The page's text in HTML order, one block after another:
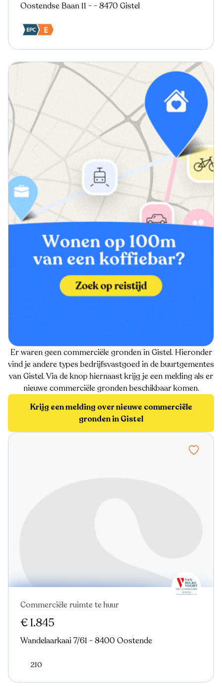
Oostendse Baan 11 - - 8470 Gistel
Er waren geen commerciële gronden in Gistel. Hieronder
vind je andere types bedrijfsvastgoed in de buurtgementes
van Gistel. Via de knop hiernaast krijg je een melding als er
nieuwe commerciële gronden beschikbaar komen.
Krijg een melding over nieuwe commerciële
gronden in Gistel
Nieuw
Commerciële ruimte te huur
€ 1.845
Wandelaarkaai 7/61 - 8400 Oostende
210